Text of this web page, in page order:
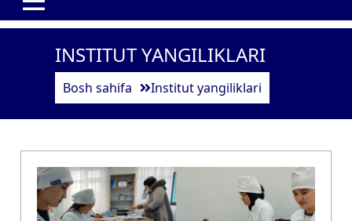
INSTITUT YANGILIKLARI
Bosh sahifa Institut yangiliklari